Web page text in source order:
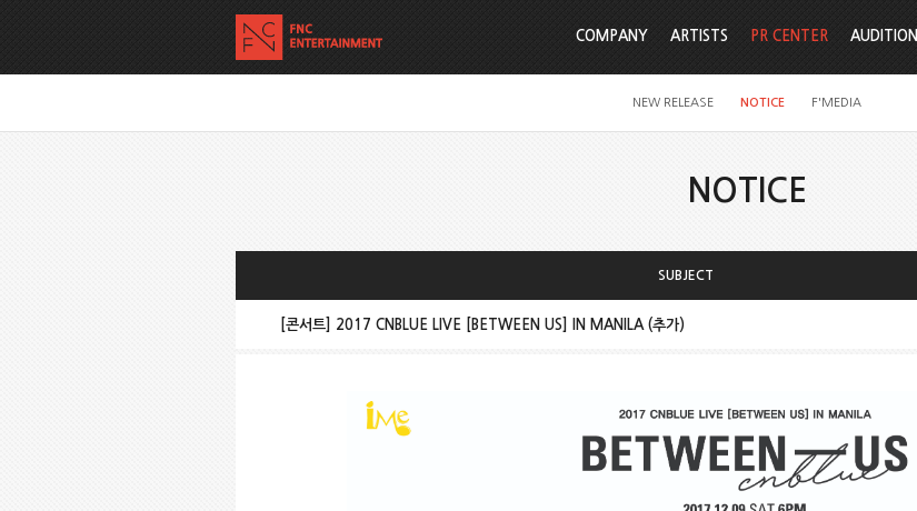
COMPANY ARTISTS PR CENTER
NEW RELEASE NOTICE F'MEDIA
AUDITION
NOTICE
SUBJECT
[콘서트] 2017 CNBLUE LIVE [BETWEEN US] IN MANILA (추가)